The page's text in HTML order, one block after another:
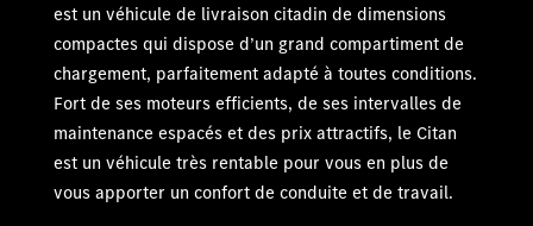
est un véhicule de livraison citadin de dimensions
compactes qui dispose d’un grand compartiment de
chargement, parfaitement adapté à toutes conditions.
Fort de ses moteurs efficients, de ses intervalles de
maintenance espacés et des prix attractifs, le Citan
est un véhicule très rentable pour vous en plus de
vous apporter un confort de conduite et de travail.